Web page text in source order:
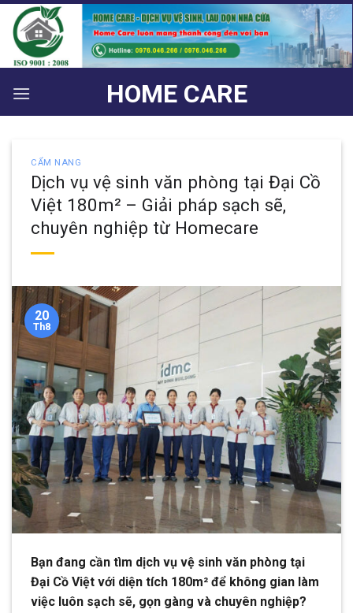
Bỏ
qua
nội
dung
HOME CARE
CẨM NANG
Dịch vụ vệ sinh văn phòng tại Đại Cồ
Việt 180m² – Giải pháp sạch sẽ,
chuyên nghiệp từ Homecare
20
Th8
Bạn đang cần tìm dịch vụ vệ sinh văn phòng tại
Đại Cồ Việt với diện tích 180m² để không gian làm
việc luôn sạch sẽ, gọn gàng và chuyên nghiệp?